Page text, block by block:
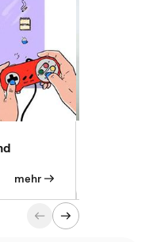
mehr